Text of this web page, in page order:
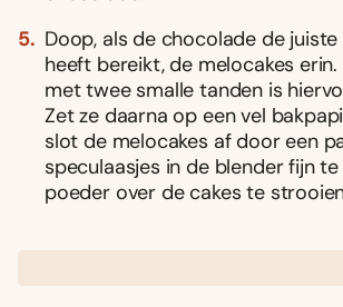
Doop, als de chocolade de
heeft bereikt, de melocakes erin.
met twee smalle tanden is
Zet ze daarna op een vel
slot de melocakes af door een
speculaasjes in de blender fijn
poeder over de cakes te